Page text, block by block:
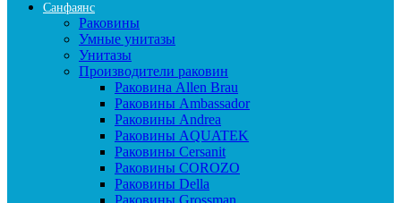
Санфаянс
Раковины
Умные унитазы
Унитазы
Производители раковин
Раковина Allen Brau
Раковины Ambassador
Раковины Andrea
Раковины AQUATEK
Раковины Cersanit
Раковины COROZO
Раковины Della
Раковины Grossman